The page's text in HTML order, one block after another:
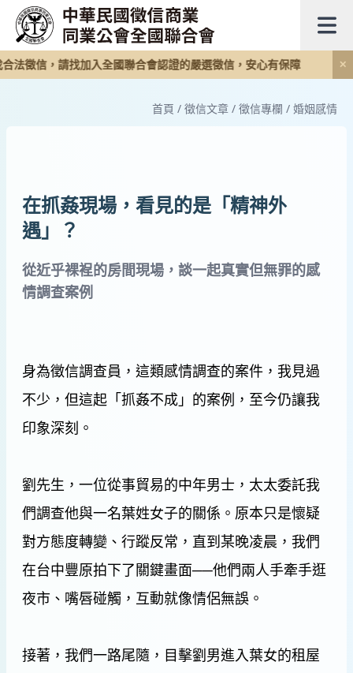
法徵信，請找加入全國聯合會認證的嚴選徵信，安心有保障 ✕
首頁 / 徵信文章 / 徵信專欄 / 婚姻感情
在抓姦現場，看見的是「精神外
遇」？
從近乎裸裎的房間現場，談一起真實但無罪的感
情調查案例
身為徵信調查員，這類感情調查的案件，我見過
不少，但這起「抓姦不成」的案例，至今仍讓我
印象深刻。
劉先生，一位從事貿易的中年男士，太太委託我
們調查他與一名葉姓女子的關係。原本只是懷疑
對方態度轉變、行蹤反常，直到某晚凌晨，我們
在台中豐原拍下了關鍵畫面──他們兩人手牽手逛
夜市、嘴唇碰觸，互動就像情侶無誤。
接著，我們一路尾隨，目擊劉男進入葉女的租屋